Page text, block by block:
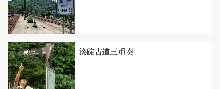
淡碇古道三重奏